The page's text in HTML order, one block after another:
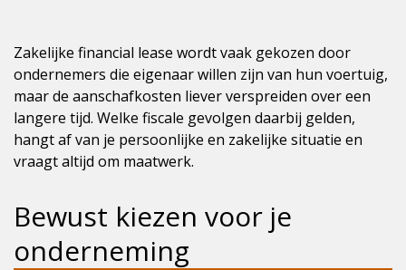
Zakelijke financial lease wordt vaak gekozen door
ondernemers die eigenaar willen zijn van hun voertuig,
maar de aanschafkosten liever verspreiden over een
langere tijd. Welke fiscale gevolgen daarbij gelden,
hangt af van je persoonlijke en zakelijke situatie en
vraagt altijd om maatwerk.
Bewust kiezen voor je
onderneming